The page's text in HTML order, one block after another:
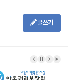
글쓰기